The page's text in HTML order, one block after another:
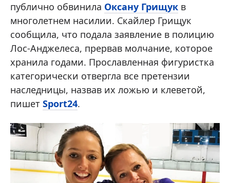
публично обвинила Оксану Грищук в
многолетнем насилии. Скайлер Грищук
сообщила, что подала заявление в полицию
Лос-Анджелеса, прервав молчание, которое
хранила годами. Прославленная фигуристка
категорически отвергла все претензии
наследницы, назвав их ложью и клеветой,
пишет Sport24.